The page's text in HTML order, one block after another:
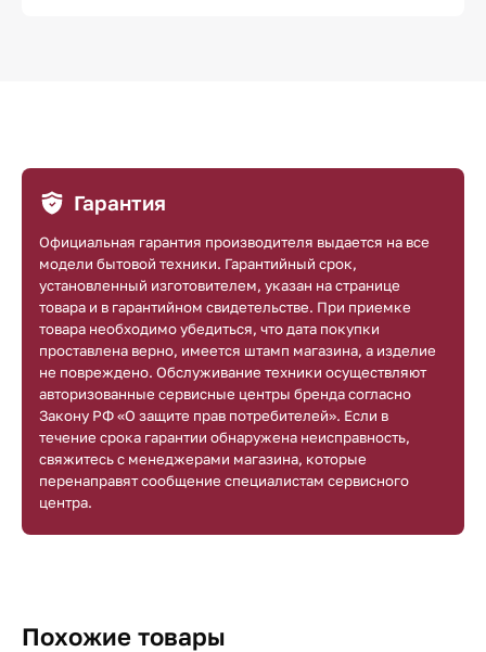
Гарантия
Официальная гарантия производителя выдается на все
модели бытовой техники. Гарантийный срок,
установленный изготовителем, указан на странице
товара и в гарантийном свидетельстве. При приемке
товара необходимо убедиться, что дата покупки
проставлена верно, имеется штамп магазина, а изделие
не повреждено. Обслуживание техники осуществляют
авторизованные сервисные центры бренда согласно
Закону РФ «О защите прав потребителей». Если в
течение срока гарантии обнаружена неисправность,
свяжитесь с менеджерами магазина, которые
перенаправят сообщение специалистам сервисного
центра.
Похожие товары